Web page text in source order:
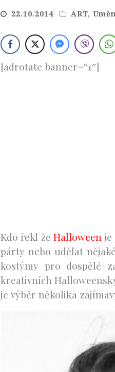
22.10.2014 ART,
[adrotate banner=“1″]
Kdo řekl že Halloween je
párty nebo udělat
kostýmy pro dospělé
kreativních
je výběr několika